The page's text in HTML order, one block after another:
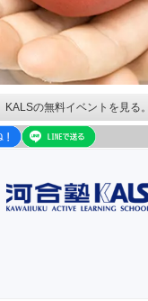
KALSの無料イベントを見る。